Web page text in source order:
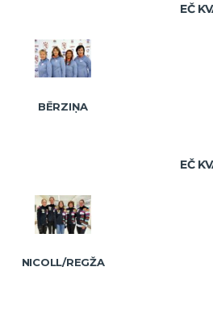
EČ
BĒRZIŅA
EČ
NICOLL/REGŽA